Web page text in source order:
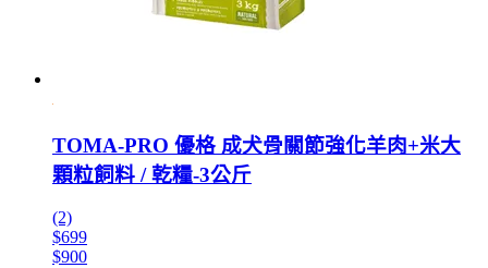
TOMA-PRO 優格 成犬骨關節強化羊肉+米大
顆粒飼料 / 乾糧-3公斤
(2)
$699
$900